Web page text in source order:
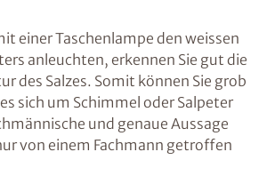
einer Taschenlampe den weissen
anleuchten, erkennen Sie gut die
des Salzes. Somit können Sie grob
sich um Schimmel oder Salpeter
und genaue Aussage
von einem Fachmann getroffen